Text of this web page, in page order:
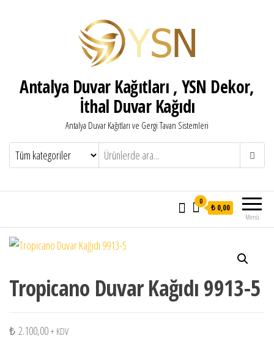
Antalya Duvar Kağıtları , YSN Dekor,
İthal Duvar Kağıdı
Antalya Duvar Kağıtları ve Gergi Tavan Sistemleri
Menü
0
₺ 0,00
Tropicano Duvar Kağıdı 9913-5
₺ 2.100,00 + KDV